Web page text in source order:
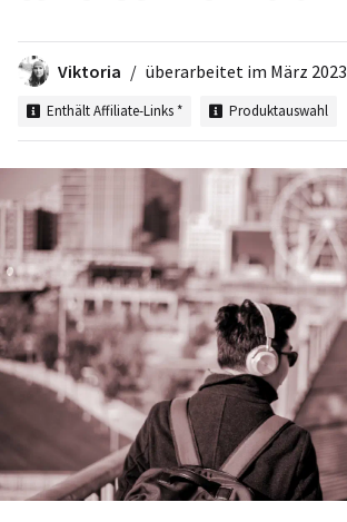
Viktoria überarbeitet im März 2023
Enthält Affiliate-Links * Produktauswahl